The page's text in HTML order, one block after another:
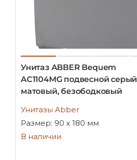
Унитаз ABBER Bequem
AC1104MG подвесной серый
матовый, безободковый
Унитазы Abber
Размер: 90 х 180 мм
В наличии